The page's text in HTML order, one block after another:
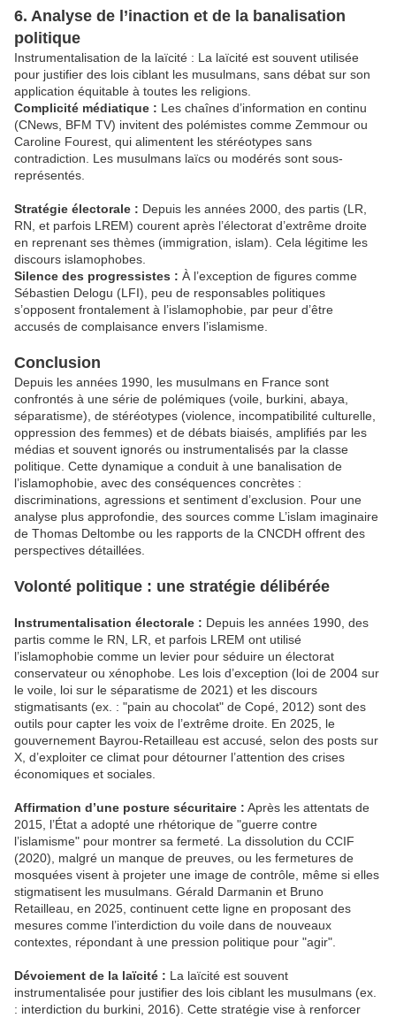
6. Analyse de l’inaction et de la banalisation
politique
Instrumentalisation de la laïcité : La laïcité est souvent utilisée
pour justifier des lois ciblant les musulmans, sans débat sur son
application équitable à toutes les religions.
Complicité médiatique : Les chaînes d’information en continu
(CNews, BFM TV) invitent des polémistes comme Zemmour ou
Caroline Fourest, qui alimentent les stéréotypes sans
contradiction. Les musulmans laïcs ou modérés sont sous-
représentés.
Stratégie électorale : Depuis les années 2000, des partis (LR,
RN, et parfois LREM) courent après l’électorat d’extrême droite
en reprenant ses thèmes (immigration, islam). Cela légitime les
discours islamophobes.
Silence des progressistes : À l’exception de figures comme
Sébastien Delogu (LFI), peu de responsables politiques
s’opposent frontalement à l’islamophobie, par peur d’être
accusés de complaisance envers l’islamisme.
Conclusion
Depuis les années 1990, les musulmans en France sont
confrontés à une série de polémiques (voile, burkini, abaya,
séparatisme), de stéréotypes (violence, incompatibilité culturelle,
oppression des femmes) et de débats biaisés, amplifiés par les
médias et souvent ignorés ou instrumentalisés par la classe
politique. Cette dynamique a conduit à une banalisation de
l’islamophobie, avec des conséquences concrètes :
discriminations, agressions et sentiment d’exclusion. Pour une
analyse plus approfondie, des sources comme L’islam imaginaire
de Thomas Deltombe ou les rapports de la CNCDH offrent des
perspectives détaillées.
Volonté politique : une stratégie délibérée
Instrumentalisation électorale : Depuis les années 1990, des
partis comme le RN, LR, et parfois LREM ont utilisé
l’islamophobie comme un levier pour séduire un électorat
conservateur ou xénophobe. Les lois d’exception (loi de 2004 sur
le voile, loi sur le séparatisme de 2021) et les discours
stigmatisants (ex. : "pain au chocolat" de Copé, 2012) sont des
outils pour capter les voix de l’extrême droite. En 2025, le
gouvernement Bayrou-Retailleau est accusé, selon des posts sur
X, d’exploiter ce climat pour détourner l’attention des crises
économiques et sociales.
Affirmation d’une posture sécuritaire : Après les attentats de
2015, l’État a adopté une rhétorique de "guerre contre
l’islamisme" pour montrer sa fermeté. La dissolution du CCIF
(2020), malgré un manque de preuves, ou les fermetures de
mosquées visent à projeter une image de contrôle, même si elles
stigmatisent les musulmans. Gérald Darmanin et Bruno
Retailleau, en 2025, continuent cette ligne en proposant des
mesures comme l’interdiction du voile dans de nouveaux
contextes, répondant à une pression politique pour "agir".
Dévoiement de la laïcité : La laïcité est souvent
instrumentalisée pour justifier des lois ciblant les musulmans (ex.
: interdiction du burkini, 2016). Cette stratégie vise à renforcer